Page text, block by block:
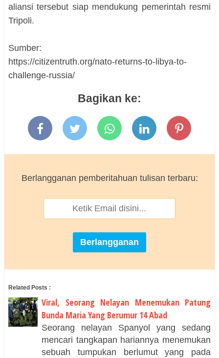
aliansi tersebut siap mendukung pemerintah resmi
Tripoli.
Sumber:
https://citizentruth.org/nato-returns-to-libya-to-
challenge-russia/
Bagikan ke:
Berlangganan pemberitahuan tulisan terbaru:
Related Posts :
Viral, Seorang Nelayan Menemukan Patung
Bunda Maria Yang Berumur 14 Abad
Seorang nelayan Spanyol yang sedang
mencari tangkapan hariannya menemukan
sebuah tumpukan berlumut yang pada